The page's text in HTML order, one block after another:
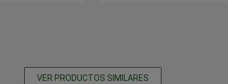
VER PRODUCTOS SIMILARES